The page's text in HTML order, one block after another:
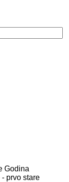
Godina
prvo stare